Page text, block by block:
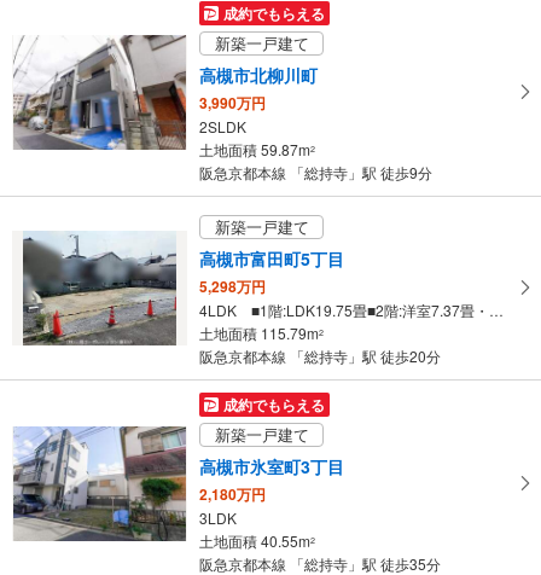
け
取
る
・
条
イ
ペ
ー
ジ
に
保
す
る
成約でもらえる
新築一戸建て
高槻市北柳川町
3,990万円
2SLDK
土地面積 59.87m2
阪急京都本線 「総持寺」駅 徒歩9分
新築一戸建て
高槻市富田町5丁目
5,298万円
4LDK ■1階:LDK19.75畳■2階:洋室7.37畳・洋室6.5畳・洋室5.25畳・洋室5.21畳
土地面積 115.79m2
阪急京都本線 「総持寺」駅 徒歩20分
成約でもらえる
新築一戸建て
高槻市氷室町3丁目
2,180万円
3LDK
土地面積 40.55m2
阪急京都本線 「総持寺」駅 徒歩35分